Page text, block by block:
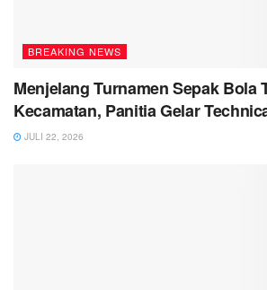
BREAKING NEWS
Menjelang Turnamen Sepak Bola
Kecamatan, Panitia Gelar
JULI 22, 2026